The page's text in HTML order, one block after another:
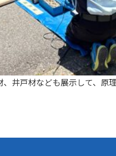
井戸材なども展示して、原